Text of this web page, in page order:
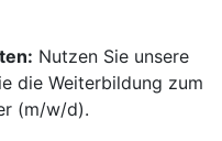
Nutzen Sie unsere
die Weiterbildung zum
(m/w/d).